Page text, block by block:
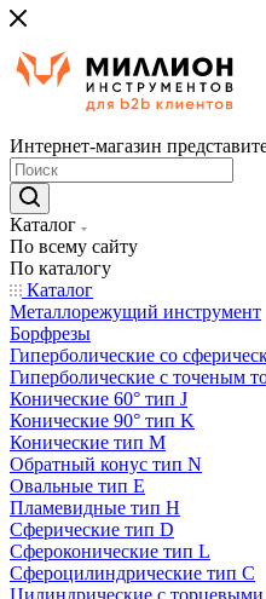
Интернет-магазин
Каталог
По всему сайту
По каталогу
Каталог
Металлорежущий инструмент
Борфрезы
Гиперболические cо
Гиперболические с точеным
Конические 60° тип J
Конические 90° тип K
Конические тип M
Обратный конус тип N
Овальные тип E
Пламевидные тип H
Сферические тип D
Сфероконические тип L
Сфероцилиндрические тип C
Цилиндрические с торцевыми